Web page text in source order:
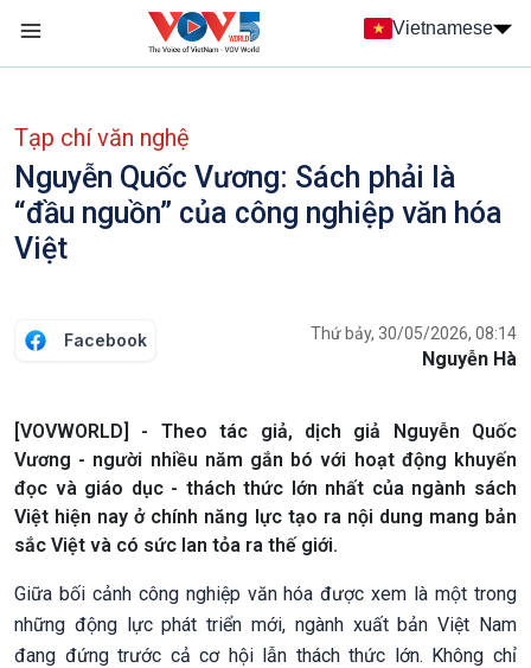
Nhảy đến nội dung
Vietnamese
Tạp chí văn nghệ
Nguyễn Quốc Vương: Sách phải là
“đầu nguồn” của công nghiệp văn hóa
Việt
Facebook Thứ bảy, 30/05/2026, 08:14
Nguyễn Hà
[VOVWORLD] - Theo tác giả, dịch giả Nguyễn Quốc
Vương - người nhiều năm gắn bó với hoạt động khuyến
đọc và giáo dục - thách thức lớn nhất của ngành sách
Việt hiện nay ở chính năng lực tạo ra nội dung mang bản
sắc Việt và có sức lan tỏa ra thế giới.
Giữa bối cảnh công nghiệp văn hóa được xem là một trong
những động lực phát triển mới, ngành xuất bản Việt Nam
đang đứng trước cả cơ hội lẫn thách thức lớn. Không chỉ